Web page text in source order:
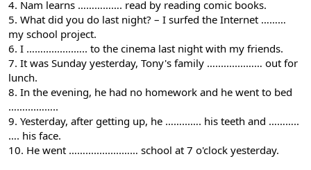
4. Nam learns ……………. read by reading comic books.
5. What did you do last night? – I surfed the Internet ………
my school project.
6. I ……...........….. to the cinema last night with my friends.
7. It was Sunday yesterday, Tony's family …...........…… out for
lunch.
8. In the evening, he had no homework and he went to bed
……....……..
9. Yesterday, after getting up, he ……...…. his teeth and ………..
…. his face.
10. He went …….............…… school at 7 o'clock yesterday.